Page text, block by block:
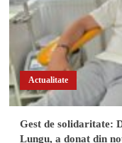
Actualitate
Gest de solidaritate:
Lungu, a donat din